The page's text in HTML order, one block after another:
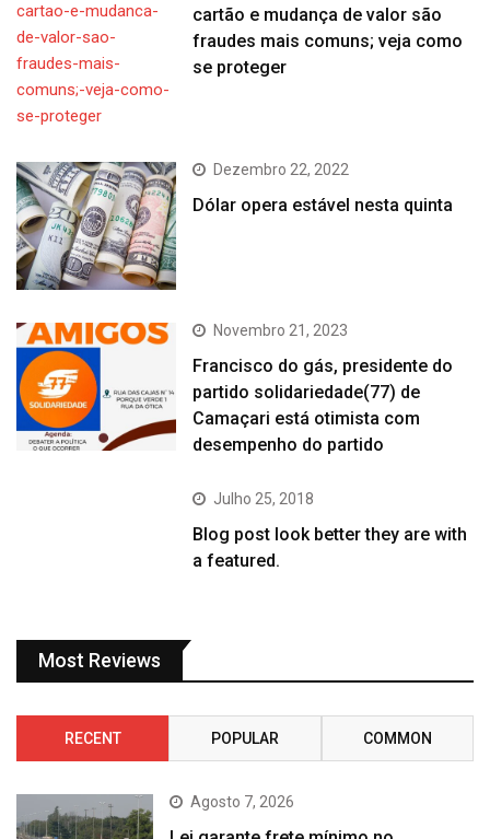
cartão e mudança de valor são
fraudes mais comuns; veja como
se proteger
Dezembro 22, 2022
Dólar opera estável nesta quinta
Novembro 21, 2023
Francisco do gás, presidente do
partido solidariedade(77) de
Camaçari está otimista com
desempenho do partido
Julho 25, 2018
Blog post look better they are with
a featured.
Most Reviews
RECENT POPULAR COMMON
Agosto 7, 2026